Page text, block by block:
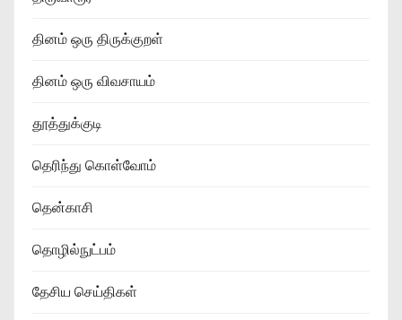
தினம் ஒரு திருக்குறள்
தினம் ஒரு விவசாயம்
தூத்துக்குடி
தெரிந்து கொள்வோம்
தென்காசி
தொழில்நுட்பம்
தேசிய செய்திகள்